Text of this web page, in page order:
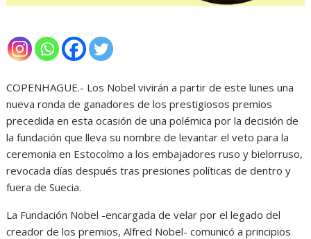
COPENHAGUE.- Los Nobel vivirán a partir de este lunes una
nueva ronda de ganadores de los prestigiosos premios
precedida en esta ocasión de una polémica por la decisión de
la fundación que lleva su nombre de levantar el veto para la
ceremonia en Estocolmo a los embajadores ruso y bielorruso,
revocada días después tras presiones políticas de dentro y
fuera de Suecia.
La Fundación Nobel -encargada de velar por el legado del
creador de los premios, Alfred Nobel- comunicó a principios